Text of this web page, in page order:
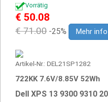
Vorrätig
€ 50.08
€ 71.00 -25% Mehr info
Artikel-Nr.: DEL21SP1282
722KK 7.6V/8.85V 52Wh
Dell XPS 13 9300 9310